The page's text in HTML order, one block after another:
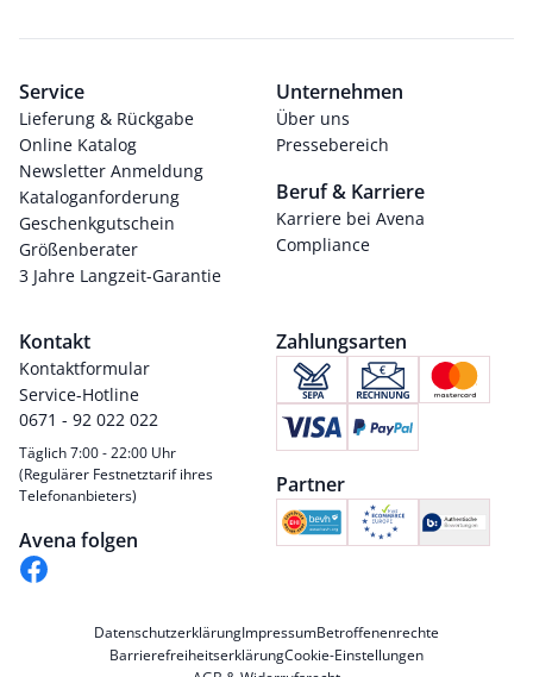
Service
Lieferung & Rückgabe
Online Katalog
Newsletter Anmeldung
Kataloganforderung
Geschenkgutschein
Größenberater
3 Jahre Langzeit-Garantie
Unternehmen
Über uns
Pressebereich
Beruf & Karriere
Karriere bei Avena
Compliance
Kontakt
Kontaktformular
Service-Hotline
0671 - 92 022 022
Täglich 7:00 - 22:00 Uhr
(Regulärer Festnetztarif ihres
Telefonanbieters)
Avena folgen
Zahlungsarten
Partner
DatenschutzerklärungImpressumBetroffenenrechte
BarrierefreiheitserklärungCookie-Einstellungen